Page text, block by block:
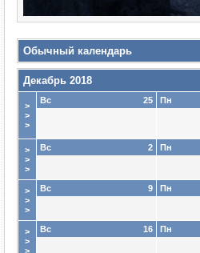
Обычный календарь
Декабрь 2018
>
>
>
25
Вс Пн
>
>
>
2
Вс Пн
>
>
>
9
Вс Пн
>
>
>
16
Вс Пн